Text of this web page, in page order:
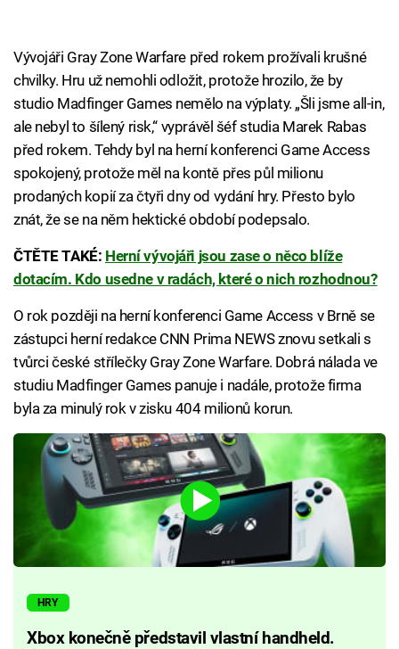
Vývojáři Gray Zone Warfare před rokem prožívali krušné
chvilky. Hru už nemohli odložit, protože hrozilo, že by
studio Madfinger Games nemělo na výplaty. „Šli jsme all-in,
ale nebyl to šílený risk,“ vyprávěl šéf studia Marek Rabas
před rokem. Tehdy byl na herní konferenci Game Access
spokojený, protože měl na kontě přes půl milionu
prodaných kopií za čtyři dny od vydání hry. Přesto bylo
znát, že se na něm hektické období podepsalo.
ČTĚTE TAKÉ: Herní vývojáři jsou zase o něco blíže
dotacím. Kdo usedne v radách, které o nich rozhodnou?
O rok později na herní konferenci Game Access v Brně se
zástupci herní redakce CNN Prima NEWS znovu setkali s
tvůrci české střílečky Gray Zone Warfare. Dobrá nálada ve
studiu Madfinger Games panuje i nadále, protože firma
byla za minulý rok v zisku 404 milionů korun.
HRY
Xbox konečně představil vlastní handheld.